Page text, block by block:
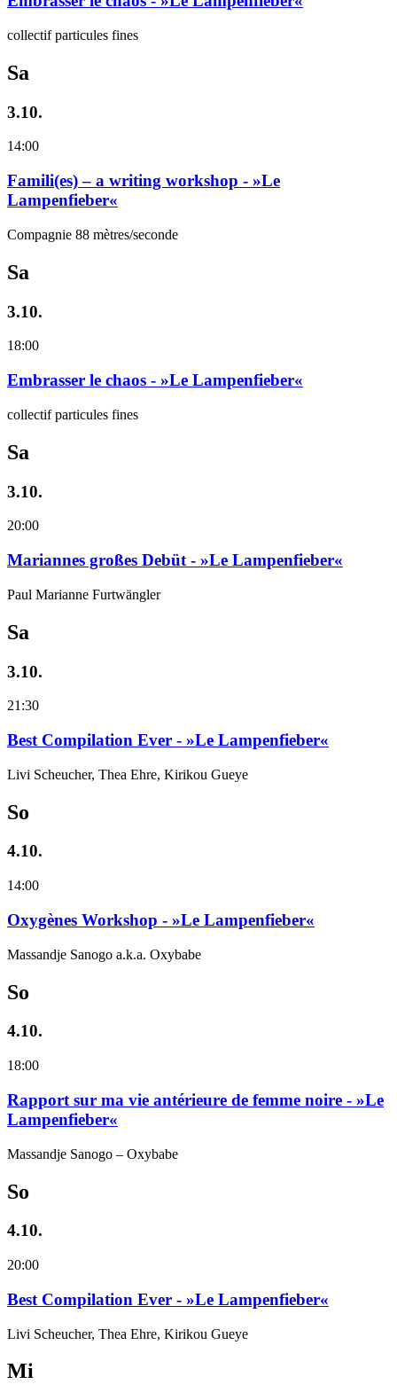
collectif particules fines
Sa
3.10.
14:00
Famili(es) – a writing workshop - »Le
Lampenfieber«
Compagnie 88 mètres/seconde
Sa
3.10.
18:00
Embrasser le chaos - »Le Lampenfieber«
collectif particules fines
Sa
3.10.
20:00
Mariannes großes Debüt - »Le Lampenfieber«
Paul Marianne Furtwängler
Sa
3.10.
21:30
Best Compilation Ever - »Le Lampenfieber«
Livi Scheucher, Thea Ehre, Kirikou Gueye
So
4.10.
14:00
Oxygènes Workshop - »Le Lampenfieber«
Massandje Sanogo a.k.a. Oxybabe
So
4.10.
18:00
Rapport sur ma vie antérieure de femme noire - »Le
Lampenfieber«
Massandje Sanogo – Oxybabe
So
4.10.
20:00
Best Compilation Ever - »Le Lampenfieber«
Livi Scheucher, Thea Ehre, Kirikou Gueye
Mi